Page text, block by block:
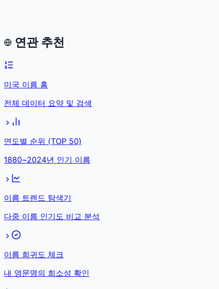
연관 추천
미국 이름 홈
전체 데이터 요약 및 검색
연도별 순위 (TOP 50)
1880~2024년 인기 이름
이름 트렌드 탐색기
다중 이름 인기도 비교 분석
이름 희귀도 체크
내 영문명의 희소성 확인